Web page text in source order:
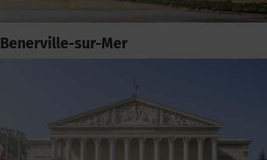
Benerville-sur-Mer